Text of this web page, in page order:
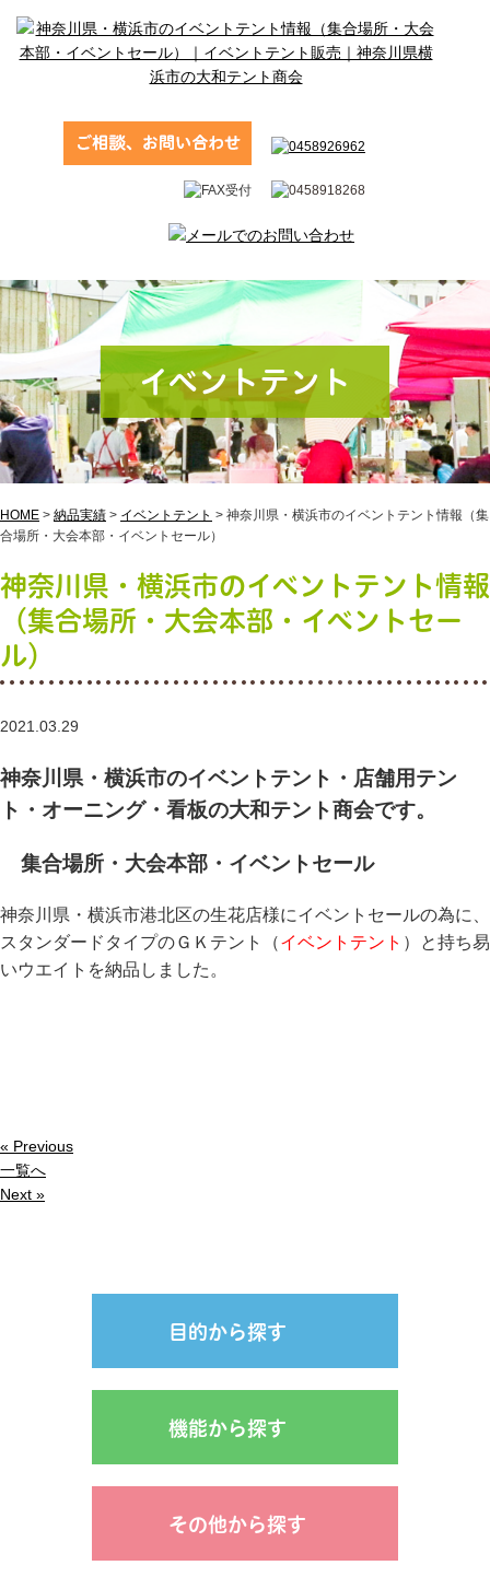
イベントテント
HOME > 納品実績 > イベントテント > 神奈川県・横浜市のイベントテント情報（集
合場所・大会本部・イベントセール）
神奈川県・横浜市のイベントテント情報
（集合場所・大会本部・イベントセー
ル）
2021.03.29
神奈川県・横浜市のイベントテント・店舗用テン
ト・オーニング・看板の大和テント商会です。
集合場所・大会本部・イベントセール
神奈川県・横浜市港北区の生花店様にイベントセールの為に、
スタンダードタイプのＧＫテント（イベントテント ）と持ち易
いウエイトを納品しました。
« Previous
一覧へ
Next »
目的から探す
機能から探す
その他から探す